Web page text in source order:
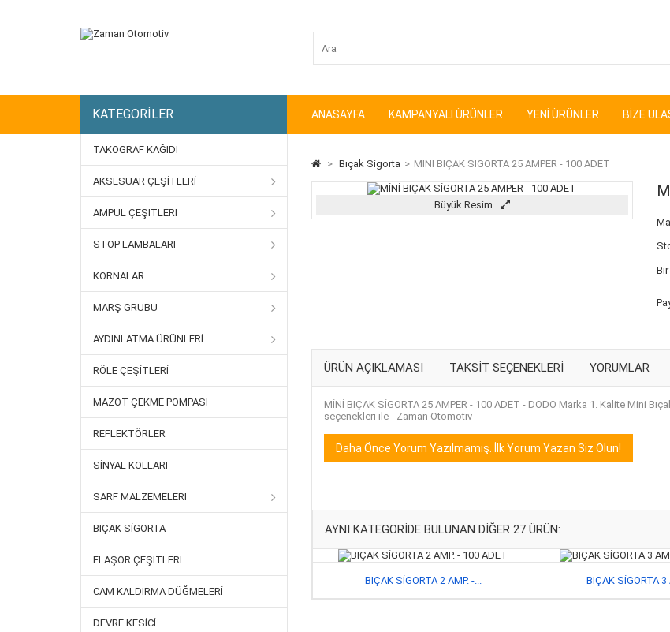
ANASAYFA KAMPANYALI ÜRÜNLER YENI ÜRÜNLER BIZE
KATEGORILER
TAKOGRAF KAĞIDI
AKSESUAR ÇEŞITLERI
AMPUL ÇEŞITLERI
STOP LAMBALARI
KORNALAR
MARŞ GRUBU
AYDINLATMA ÜRÜNLERI
RÖLE ÇEŞITLERI
MAZOT ÇEKME POMPASI
REFLEKTÖRLER
SINYAL KOLLARI
SARF MALZEMELERI
BIÇAK SIGORTA
FLAŞÖR ÇEŞITLERI
CAM KALDIRMA DÜĞMELERI
DEVRE KESICI
> Bıçak Sigorta > MİNİ BIÇAK SİGORTA 25 AMPER - 100 ADET
Büyük Resim
ÜRÜN AÇIKLAMASI TAKSIT SEÇENEKLERI YORUMLAR
MİNİ BIÇAK SİGORTA 25 AMPER - 100 ADET - DODO Marka 1. Kalite Mini
seçenekleri ile - Zaman Otomotiv
Daha Önce Yorum Yazılmamış. İlk Yorum Yazan Siz Olun!
AYNI KATEGORIDE BULUNAN DIĞER 27 ÜRÜN:
BIÇAK SİGORTA 2 AMP. -... BIÇAK SİGORTA 3